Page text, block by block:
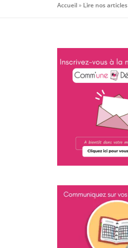
Accueil» Lire nos articles